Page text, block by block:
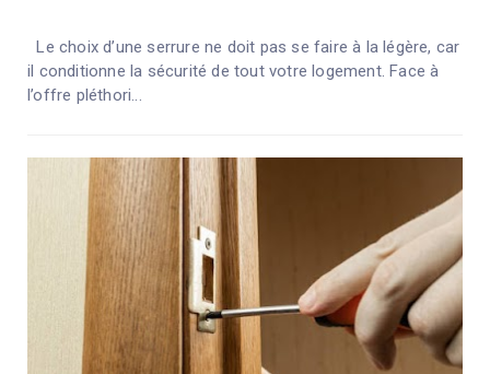
Le choix d’une serrure ne doit pas se faire à la légère, car
il conditionne la sécurité de tout votre logement. Face à
l’offre pléthori...